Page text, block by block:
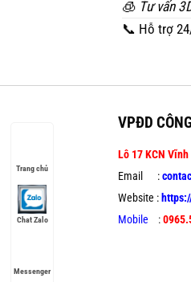
🧊 Tư vấn
📞 Hỗ trợ
VPĐD
Lô 17 KCN Vĩnh
Email :
Website :
Mobile :
Trang chủ
Chat Zalo
Messenger